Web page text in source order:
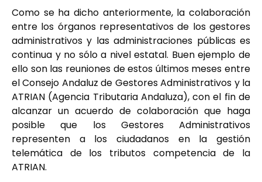
Como se ha dicho anteriormente, la colaboración
entre los órganos representativos de los gestores
administrativos y las administraciones públicas es
continua y no sólo a nivel estatal. Buen ejemplo de
ello son las reuniones de estos últimos meses entre
el Consejo Andaluz de Gestores Administrativos y la
ATRIAN (Agencia Tributaria Andaluza), con el fin de
alcanzar un acuerdo de colaboración que haga
posible que los Gestores Administrativos
representen a los ciudadanos en la gestión
telemática de los tributos competencia de la
ATRIAN.